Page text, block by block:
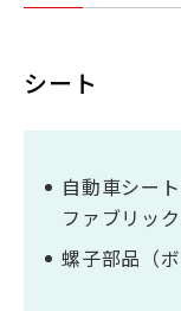
シート
自動車シー
ファブリッ
螺子部品（